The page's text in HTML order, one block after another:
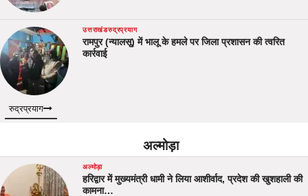
उत्तराखंडरुद्रप्रयाग
रामपुर (न्यालसू) में भालू के हमले पर जिला प्रशासन की त्वरित
कार्रवाई
रुद्रप्रयाग
अल्मोड़ा
अल्मोड़ा
हरिद्वार में मुख्यमंत्री धामी ने लिया आशीर्वाद, प्रदेश की खुशहाली की
कामना…